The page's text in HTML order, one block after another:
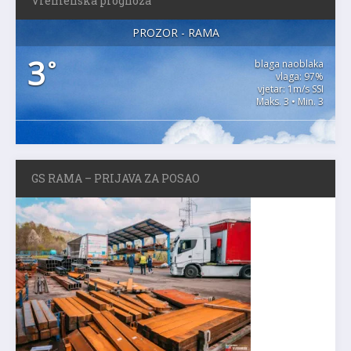
PROZOR - RAMA
3°
blaga naoblaka
vlaga: 97%
vjetar: 1m/s SSI
Maks. 3 • Min. 3
GS RAMA – PRIJAVA ZA POSAO